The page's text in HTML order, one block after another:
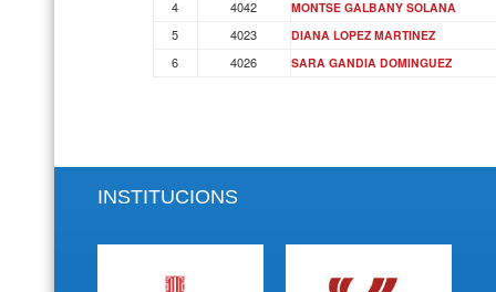
4 4042 MONTSE GALBANY SOLANA
5 4023 DIANA LOPEZ MARTINEZ
6 4026 SARA GANDIA DOMINGUEZ
INSTITUCIONS